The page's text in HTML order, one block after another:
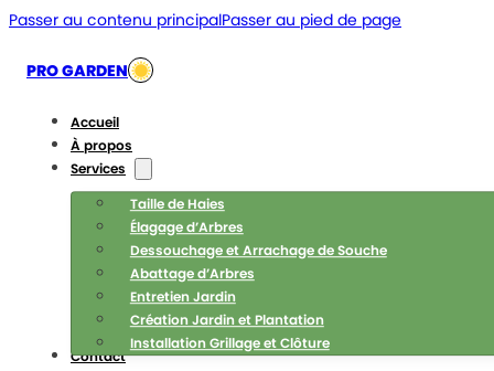
Passer au contenu principalPasser au pied de page
PRO GARDEN
Accueil
À propos
Services
Taille de Haies
Élagage d’Arbres
Dessouchage et Arrachage de Souche
Abattage d’Arbres
Entretien Jardin
Création Jardin et Plantation
Installation Grillage et Clôture
Contact